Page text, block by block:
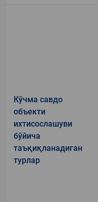
Кўчма савдо
объекти
ихтисослашуви
бўйича
таъқиқланадиган
турлар